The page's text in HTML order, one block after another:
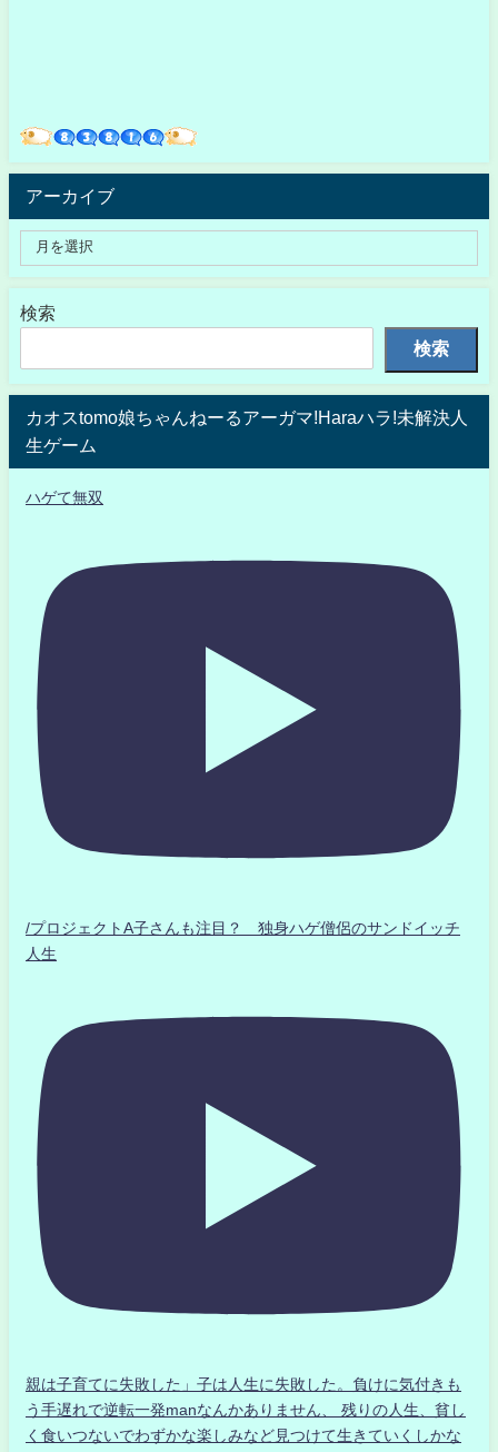
アーカイブ
検索
検索
カオスtomo娘ちゃんねーるアーガマ!Haraハラ!未解決人
生ゲーム
ハゲて無双
/プロジェクトA子さんも注目？ 独身ハゲ僧侶のサンドイッチ
人生
親は子育てに失敗した」子は人生に失敗した。負けに気付きも
う手遅れで逆転一発manなんかありません、 残りの人生、貧し
く食いつないでわずかな楽しみなど見つけて生きていくしかな